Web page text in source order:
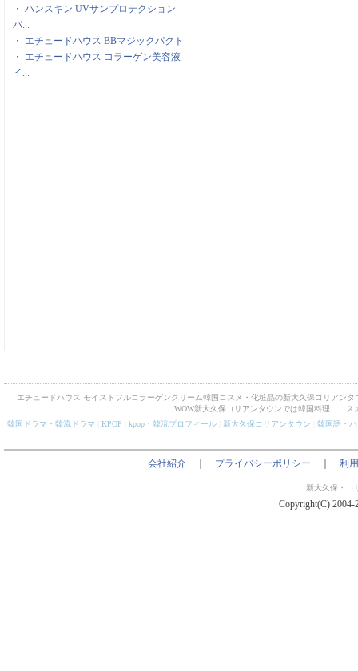
・ ハンスキン UVサンプロテクション
パ...
・ エチュードハウス BBマジックパクト
・ エチュードハウス コラーゲン美容液
イ...
エチュードハウス モイストフルコラーゲンクリーム韓国コスメ・化粧品の新大久保コリアン
WOW新大久保コリアンタウンでは韓国料理、コ
韓国ドラマ・韓流ドラマ
KPOP kpop・韓流プロフィール 新大久保コリアンタウン 韓国語・
会社紹介 プライバシーポリシー 利
新大久保・コ
Copyright(C)